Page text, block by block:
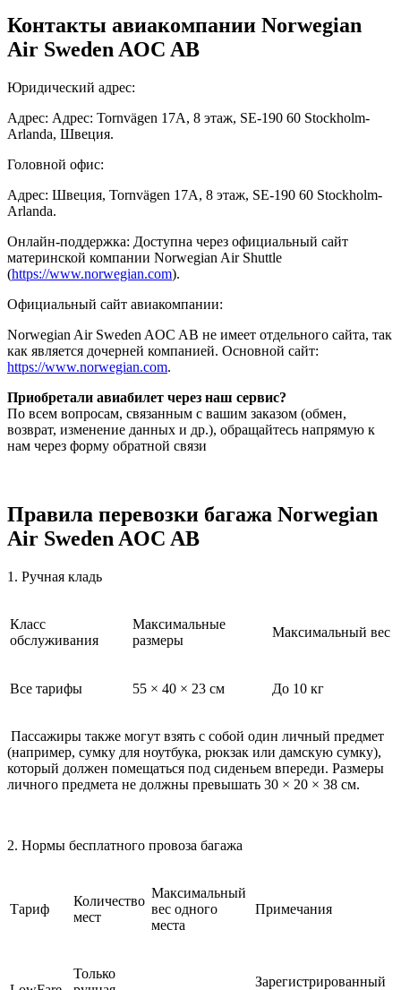
Контакты авиакомпании Norwegian
Air Sweden AOC AB
Юридический адрес:
Адрес: Адрес: Tornvägen 17A, 8 этаж, SE-190 60 Stockholm-
Arlanda, Швеция.
Головной офис:
Адрес: Швеция, Tornvägen 17A, 8 этаж, SE-190 60 Stockholm-
Arlanda.
Онлайн-поддержка: Доступна через официальный сайт
материнской компании Norwegian Air Shuttle
(https://www.norwegian.com).
Официальный сайт авиакомпании:
Norwegian Air Sweden AOC AB не имеет отдельного сайта, так
как является дочерней компанией. Основной сайт:
https://www.norwegian.com.
Приобретали авиабилет через наш сервис?
По всем вопросам, связанным с вашим заказом (обмен,
возврат, изменение данных и др.), обращайтесь напрямую к
нам через форму обратной связи
Правила перевозки багажа Norwegian
Air Sweden AOC AB
1. Ручная кладь
Класс
обслуживания
Максимальные
размеры
Максимальный вес
Все тарифы 55 × 40 × 23 см До 10 кг
Пассажиры также могут взять с собой один личный предмет
(например, сумку для ноутбука, рюкзак или дамскую сумку),
который должен помещаться под сиденьем впереди. Размеры
личного предмета не должны превышать 30 × 20 × 38 см.
2. Нормы бесплатного провоза багажа
Тариф
Количество
мест
Максимальный
вес одного
места
Примечания
Только
Зарегистрированный